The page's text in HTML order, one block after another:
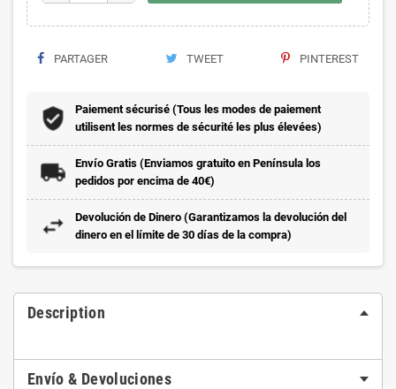
PARTAGER TWEET PINTEREST
Paiement sécurisé (Tous les modes de paiement
utilisent les normes de sécurité les plus élevées)
Envío Gratis (Enviamos gratuito en Península los
pedidos por encima de 40€)
Devolución de Dinero (Garantizamos la devolución del
dinero en el límite de 30 días de la compra)
Description
Envío & Devoluciones